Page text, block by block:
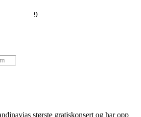
9
største gratiskonsert og har opp